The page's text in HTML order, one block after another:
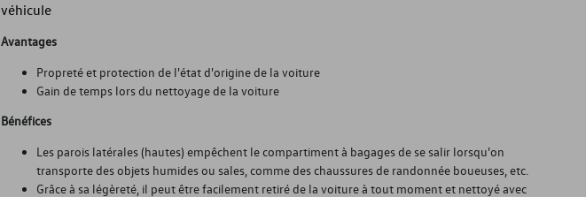
véhicule
Avantages
Propreté et protection de l'état d'origine de la voiture
Gain de temps lors du nettoyage de la voiture
Bénéfices
Les parois latérales (hautes) empêchent le compartiment à bagages de se salir lorsqu'on
transporte des objets humides ou sales, comme des chaussures de randonnée boueuses, etc.
Grâce à sa légèreté, il peut être facilement retiré de la voiture à tout moment et nettoyé avec